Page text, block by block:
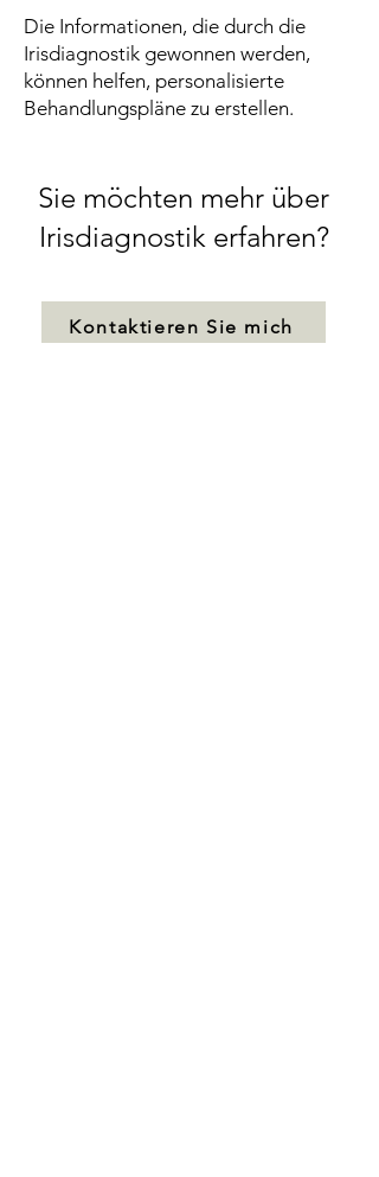
Die Informationen, die durch die
Irisdiagnostik gewonnen werden,
können helfen, personalisierte
Behandlungspläne zu erstellen.
Sie möchten mehr über
Irisdiagnostik erfahren?
Kontaktieren Sie mich